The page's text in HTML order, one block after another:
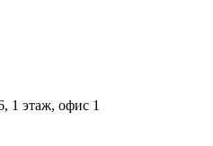
1 этаж, офис 1